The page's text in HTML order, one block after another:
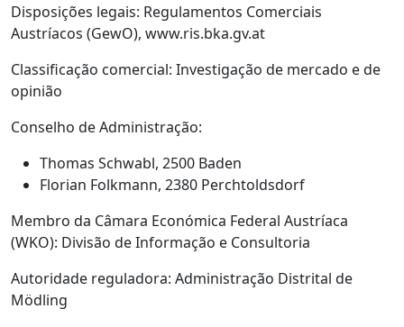
Disposições legais: Regulamentos Comerciais
Austríacos (GewO), www.ris.bka.gv.at
Classificação comercial: Investigação de mercado e de
opinião
Conselho de Administração:
Thomas Schwabl, 2500 Baden
Florian Folkmann, 2380 Perchtoldsdorf
Membro da Câmara Económica Federal Austríaca
(WKO): Divisão de Informação e Consultoria
Autoridade reguladora: Administração Distrital de
Mödling